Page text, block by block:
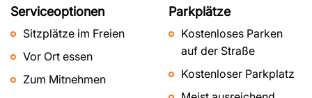
Serviceoptionen
Sitzplätze im Freien
Vor Ort essen
Zum Mitnehmen
Parkplätze
Kostenloses Parken
auf der Straße
Kostenloser Parkplatz